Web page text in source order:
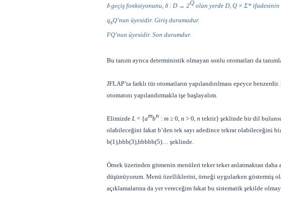
δ geçiş fonksiyonunu, δ : D→ 2Q olan yerde D, Q× Σ* ifadesinin
qsQ’nun üyesidir. Giriş durumudur.
FQ’nun üyesidir. Son durumdur.
Bu tanım ayrıca deterministik olmayan sonlu otomatları da
JFLAP’ta farklı tür otomatların yapılandırılması epeyce
otomatını yapılandırmakla işe başlayalım.
Elimizde L = {ambn : m ≥ 0, n > 0, n tektir} şeklinde bir dil
olabileceğini fakat b’den tek sayı adedince tekrar olabileceğini
b(1),bbb(3),bbbbb(5)… şeklinde.
Örnek üzerinden gitmenin menüleri teker teker anlatmaktan daha
düşünüyorum. Menü özelliklerini, örneği uygularken göstermiş
açıklamalarına da yer vereceğim fakat bu sistematik şekilde